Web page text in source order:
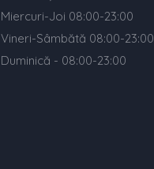
Miercuri-Joi 08:00-23:00
Vineri-Sâmbătă 08:00-23:00
Duminică - 08:00-23:00